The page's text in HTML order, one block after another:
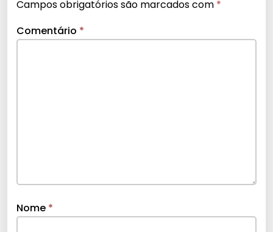
Campos obrigatórios são marcados com *
Comentário *
Nome *